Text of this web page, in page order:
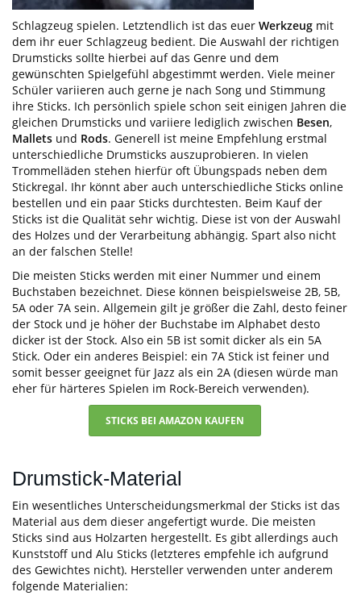
Schlagzeug spielen. Letztendlich ist das euer Werkzeug mit
dem ihr euer Schlagzeug bedient. Die Auswahl der richtigen
Drumsticks sollte hierbei auf das Genre und dem
gewünschten Spielgefühl abgestimmt werden. Viele meiner
Schüler variieren auch gerne je nach Song und Stimmung
ihre Sticks. Ich persönlich spiele schon seit einigen Jahren die
gleichen Drumsticks und variiere lediglich zwischen Besen,
Mallets und Rods. Generell ist meine Empfehlung erstmal
unterschiedliche Drumsticks auszuprobieren. In vielen
Trommelläden stehen hierfür oft Übungspads neben dem
Stickregal. Ihr könnt aber auch unterschiedliche Sticks online
bestellen und ein paar Sticks durchtesten. Beim Kauf der
Sticks ist die Qualität sehr wichtig. Diese ist von der Auswahl
des Holzes und der Verarbeitung abhängig. Spart also nicht
an der falschen Stelle!
Die meisten Sticks werden mit einer Nummer und einem
Buchstaben bezeichnet. Diese können beispielsweise 2B, 5B,
5A oder 7A sein. Allgemein gilt je größer die Zahl, desto feiner
der Stock und je höher der Buchstabe im Alphabet desto
dicker ist der Stock. Also ein 5B ist somit dicker als ein 5A
Stick. Oder ein anderes Beispiel: ein 7A Stick ist feiner und
somit besser geeignet für Jazz als ein 2A (diesen würde man
eher für härteres Spielen im Rock-Bereich verwenden).
STICKS BEI AMAZON KAUFEN
Drumstick-Material
Ein wesentliches Unterscheidungsmerkmal der Sticks ist das
Material aus dem dieser angefertigt wurde. Die meisten
Sticks sind aus Holzarten hergestellt. Es gibt allerdings auch
Kunststoff und Alu Sticks (letzteres empfehle ich aufgrund
des Gewichtes nicht). Hersteller verwenden unter anderem
folgende Materialien: